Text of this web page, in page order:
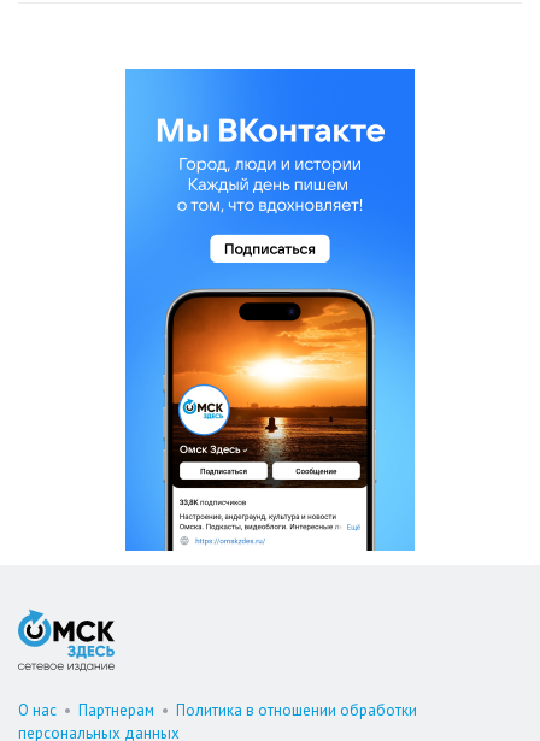
О нас • Партнерам • Политика в отношении обработки
персональных данных